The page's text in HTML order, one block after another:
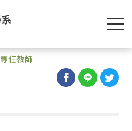
專任教師